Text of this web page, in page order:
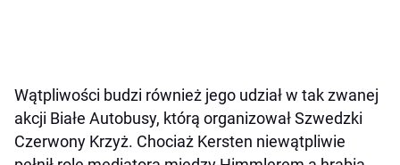
Wątpliwości budzi również jego udział w tak zwanej
akcji Białe Autobusy, którą organizował Szwedzki
Czerwony Krzyż. Chociaż Kersten niewątpliwie